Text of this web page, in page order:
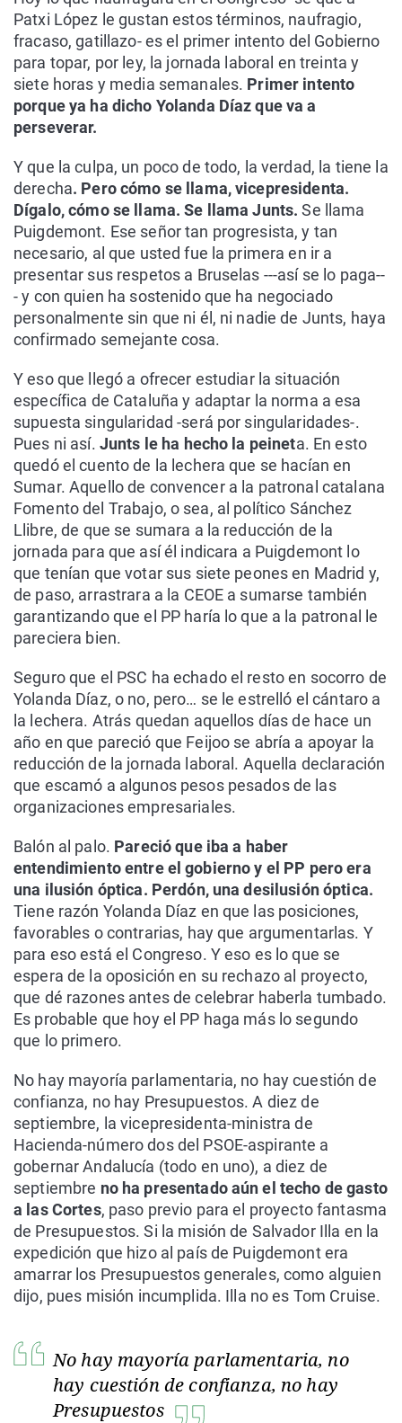
Patxi López le gustan estos términos, naufragio,
fracaso, gatillazo- es el primer intento del Gobierno
para topar, por ley, la jornada laboral en treinta y
siete horas y media semanales. Primer intento
porque ya ha dicho Yolanda Díaz que va a
perseverar.
Y que la culpa, un poco de todo, la verdad, la tiene la
derecha. Pero cómo se llama, vicepresidenta.
Dígalo, cómo se llama. Se llama Junts. Se llama
Puigdemont. Ese señor tan progresista, y tan
necesario, al que usted fue la primera en ir a
presentar sus respetos a Bruselas ---así se lo paga--
- y con quien ha sostenido que ha negociado
personalmente sin que ni él, ni nadie de Junts, haya
confirmado semejante cosa.
Y eso que llegó a ofrecer estudiar la situación
específica de Cataluña y adaptar la norma a esa
supuesta singularidad -será por singularidades-.
Pues ni así. Junts le ha hecho la peineta. En esto
quedó el cuento de la lechera que se hacían en
Sumar. Aquello de convencer a la patronal catalana
Fomento del Trabajo, o sea, al político Sánchez
Llibre, de que se sumara a la reducción de la
jornada para que así él indicara a Puigdemont lo
que tenían que votar sus siete peones en Madrid y,
de paso, arrastrara a la CEOE a sumarse también
garantizando que el PP haría lo que a la patronal le
pareciera bien.
Seguro que el PSC ha echado el resto en socorro de
Yolanda Díaz, o no, pero… se le estrelló el cántaro a
la lechera. Atrás quedan aquellos días de hace un
año en que pareció que Feijoo se abría a apoyar la
reducción de la jornada laboral. Aquella declaración
que escamó a algunos pesos pesados de las
organizaciones empresariales.
Balón al palo. Pareció que iba a haber
entendimiento entre el gobierno y el PP pero era
una ilusión óptica. Perdón, una desilusión óptica.
Tiene razón Yolanda Díaz en que las posiciones,
favorables o contrarias, hay que argumentarlas. Y
para eso está el Congreso. Y eso es lo que se
espera de la oposición en su rechazo al proyecto,
que dé razones antes de celebrar haberla tumbado.
Es probable que hoy el PP haga más lo segundo
que lo primero.
No hay mayoría parlamentaria, no hay cuestión de
confianza, no hay Presupuestos. A diez de
septiembre, la vicepresidenta-ministra de
Hacienda-número dos del PSOE-aspirante a
gobernar Andalucía (todo en uno), a diez de
septiembre no ha presentado aún el techo de gasto
a las Cortes, paso previo para el proyecto fantasma
de Presupuestos. Si la misión de Salvador Illa en la
expedición que hizo al país de Puigdemont era
amarrar los Presupuestos generales, como alguien
dijo, pues misión incumplida. Illa no es Tom Cruise.
No hay mayoría parlamentaria, no
hay cuestión de confianza, no hay
Presupuestos